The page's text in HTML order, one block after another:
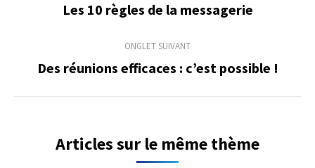
commentaire
Onglet
Les 10 règles de la messagerie
ONGLET SUIVANT
Onglet
Des réunions efficaces : c’est possible !
Articles sur le même thème